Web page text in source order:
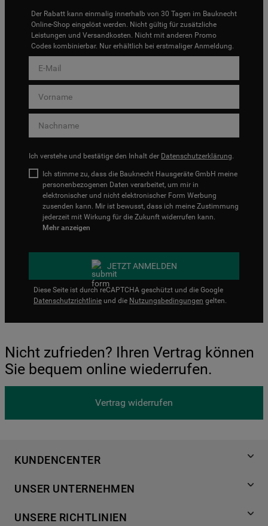
Der Rabatt kann einmalig innerhalb von 30 Tagen im Bauknecht
Online-Shop eingelöst werden. Nicht gültig für zusätzliche
Leistungen und Versandkosten. Nicht mit anderen Promo
Codes kombinierbar. Nur erhältlich bei erstmaliger Anmeldung.
Ich verstehe und bestätige den Inhalt der Datenschutzerklärung.
Ich stimme zu, dass die Bauknecht Hausgeräte GmbH meine
personenbezogenen Daten verarbeitet, um mir in
elektronischer und nicht elektronischer Form Werbung
zusenden kann. Mir ist bewusst, dass ich meine Zustimmung
jederzeit mit Wirkung für die Zukunft widerrufen kann.
Mehr anzeigen
JETZT ANMELDEN
Diese Seite ist durch reCAPTCHA geschützt und die Google
Datenschutzrichtlinie und die Nutzungsbedingungen gelten.
Nicht zufrieden? Ihren Vertrag können
Sie bequem online wiederrufen.
Vertrag widerrufen
KUNDENCENTER
Händlersuche
Häufige Fragen
UNSER UNTERNEHMEN
Für Händler
UNSERE RICHTLINIEN